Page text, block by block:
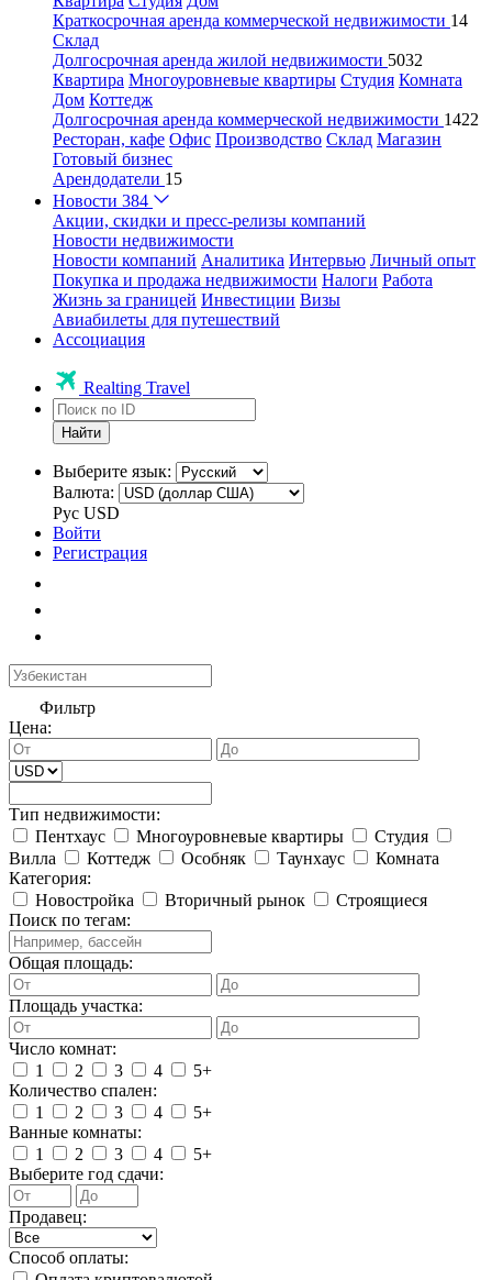
Краткосрочная аренда коммерческой недвижимости 14
Склад
Долгосрочная аренда жилой недвижимости 5032
Квартира Многоуровневые квартиры Студия Комната
Дом Коттедж
Долгосрочная аренда коммерческой недвижимости 1422
Ресторан, кафе Офис Производство Склад Магазин
Готовый бизнес
Арендодатели 15
Новости 384
Акции, скидки и пресс-релизы компаний
Новости недвижимости
Новости компаний Аналитика Интервью Личный опыт
Покупка и продажа недвижимости Налоги Работа
Жизнь за границей Инвестиции Визы
Авиабилеты для путешествий
Ассоциация
Realting Travel
Найти
Выберите язык:
Валюта:
Рус USD
Войти
Регистрация
Фильтр
Цена:
Тип недвижимости:
Пентхаус
Многоуровневые квартиры
Студия
Вилла
Коттедж Особняк Таунхаус
Комната
Категория:
Новостройка
Вторичный рынок
Строящиеся
Поиск по тегам:
Общая площадь:
Площадь участка:
Число комнат:
1
2 3 4
5+
Количество спален:
1
2 3 4
5+
Ванные комнаты:
1
2 3 4
5+
Выберите год сдачи:
Продавец:
Способ оплаты: